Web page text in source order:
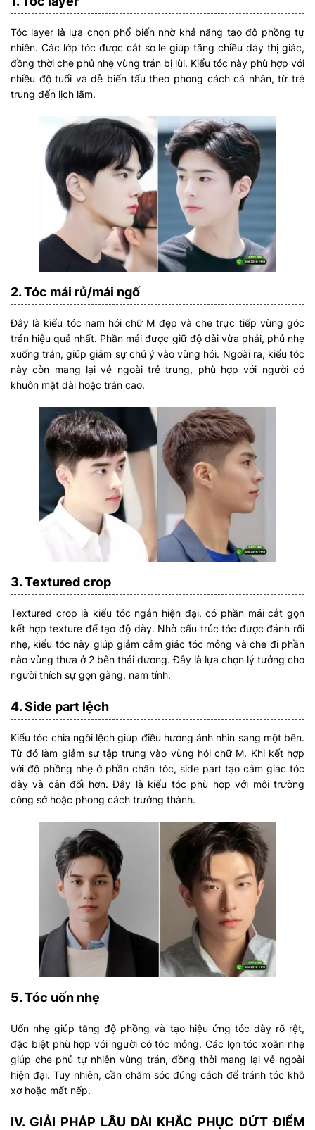
Tóc layer là lựa chọn phổ biến nhờ khả năng tạo độ phồng tự
nhiên. Các lớp tóc được cắt so le giúp tăng chiều dày thị giác,
đồng thời che phủ nhẹ vùng trán bị lùi. Kiểu tóc này phù hợp với
nhiều độ tuổi và dễ biến tấu theo phong cách cá nhân, từ trẻ
trung đến lịch lãm.
2. Tóc mái rủ/mái ngố
Đây là kiểu tóc nam hói chữ M đẹp và che trực tiếp vùng góc
trán hiệu quả nhất. Phần mái được giữ độ dài vừa phải, phủ nhẹ
xuống trán, giúp giảm sự chú ý vào vùng hói. Ngoài ra, kiểu tóc
này còn mang lại vẻ ngoài trẻ trung, phù hợp với người có
khuôn mặt dài hoặc trán cao.
3. Textured crop
Textured crop là kiểu tóc ngắn hiện đại, có phần mái cắt gọn
kết hợp texture để tạo độ dày. Nhờ cấu trúc tóc được đánh rối
nhẹ, kiểu tóc này giúp giảm cảm giác tóc mỏng và che đi phần
nào vùng thưa ở 2 bên thái dương. Đây là lựa chọn lý tưởng cho
người thích sự gọn gàng, nam tính.
4. Side part lệch
Kiểu tóc chia ngôi lệch giúp điều hướng ánh nhìn sang một bên.
Từ đó làm giảm sự tập trung vào vùng hói chữ M. Khi kết hợp
với độ phồng nhẹ ở phần chân tóc, side part tạo cảm giác tóc
dày và cân đối hơn. Đây là kiểu tóc phù hợp với môi trường
công sở hoặc phong cách trưởng thành.
5. Tóc uốn nhẹ
Uốn nhẹ giúp tăng độ phồng và tạo hiệu ứng tóc dày rõ rệt,
đặc biệt phù hợp với người có tóc mỏng. Các lọn tóc xoăn nhẹ
giúp che phủ tự nhiên vùng trán, đồng thời mang lại vẻ ngoài
hiện đại. Tuy nhiên, cần chăm sóc đúng cách để tránh tóc khô
xơ hoặc mất nếp.
IV. GIẢI PHÁP LÂU DÀI KHẮC PHỤC DỨT ĐIỂM